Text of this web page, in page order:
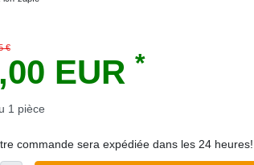
€
EUR *
1 pièce
commande sera expédiée dans les 24 heures!